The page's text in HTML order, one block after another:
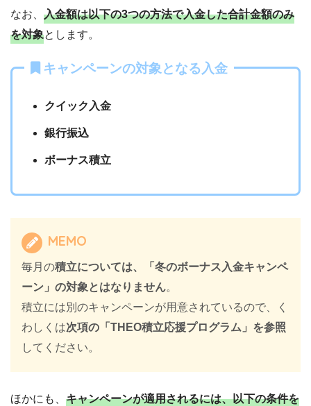
なお、 入金額は以下の3つの方法で入金した合計金額のみ
を対象とします。
キャンペーンの対象となる入金
クイック入金
銀行振込
ボーナス積立
MEMO
毎月の積立については、「冬のボーナス入金キャンペ
ーン」の対象とはなりません。
積立には別のキャンペーンが用意されているので、く
わしくは次項の「THEO積立応援プログラム」を参照
してください。
ほかにも、 キャンペーンが適用されるには、以下の条件を